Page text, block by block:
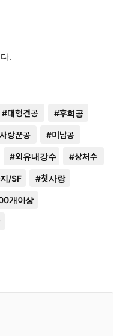
.
#대형견공 #후회공
사랑꾼공 #미남공
#외유내강수 #상처수
/SF #첫사랑
개이상